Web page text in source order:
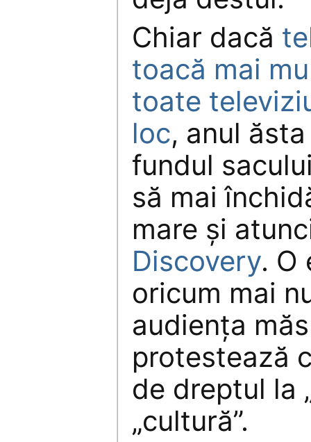
Chiar dacă
toacă mai
toate
loc, anul
fundul
să mai
mare şi
Discovery. O
oricum mai
audienţa
protestează
de dreptul la
„cultură”.